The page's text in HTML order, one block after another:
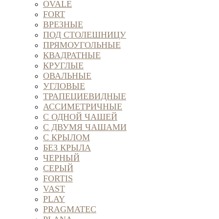
OVALE
FORT
ВРЕЗНЫЕ
ПОД СТОЛЕШНИЦУ
ПРЯМОУГОЛЬНЫЕ
КВАДРАТНЫЕ
КРУГЛЫЕ
ОВАЛЬНЫЕ
УГЛОВЫЕ
ТРАПЕЦИЕВИДНЫЕ
АССИМЕТРИЧНЫЕ
С ОДНОЙ ЧАШЕЙ
С ДВУМЯ ЧАШАМИ
С КРЫЛОМ
БЕЗ КРЫЛА
ЧЕРНЫЙ
СЕРЫЙ
FORTIS
VAST
PLAY
PRAGMATEC